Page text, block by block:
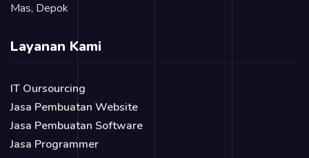
Mas, Depok
Layanan Kami
IT Oursourcing
Jasa Pembuatan Website
Jasa Pembuatan Software
Jasa Programmer